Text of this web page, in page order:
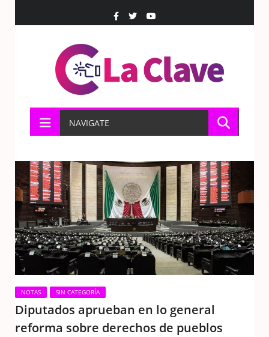
NAVIGATE
NOTAS SIN CATEGORÍA
Diputados aprueban en lo general
reforma sobre derechos de pueblos